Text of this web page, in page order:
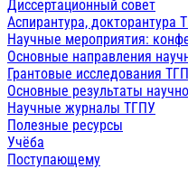
Диссертационный совет
Аспирантура, докторантура
Научные мероприятия:
Основные направления
Грантовые исследования
Основные результаты
Научные журналы ТГПУ
Полезные ресурсы
Учёба
Поступающему